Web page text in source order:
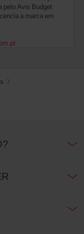
pelo Avis Budget
a marca em